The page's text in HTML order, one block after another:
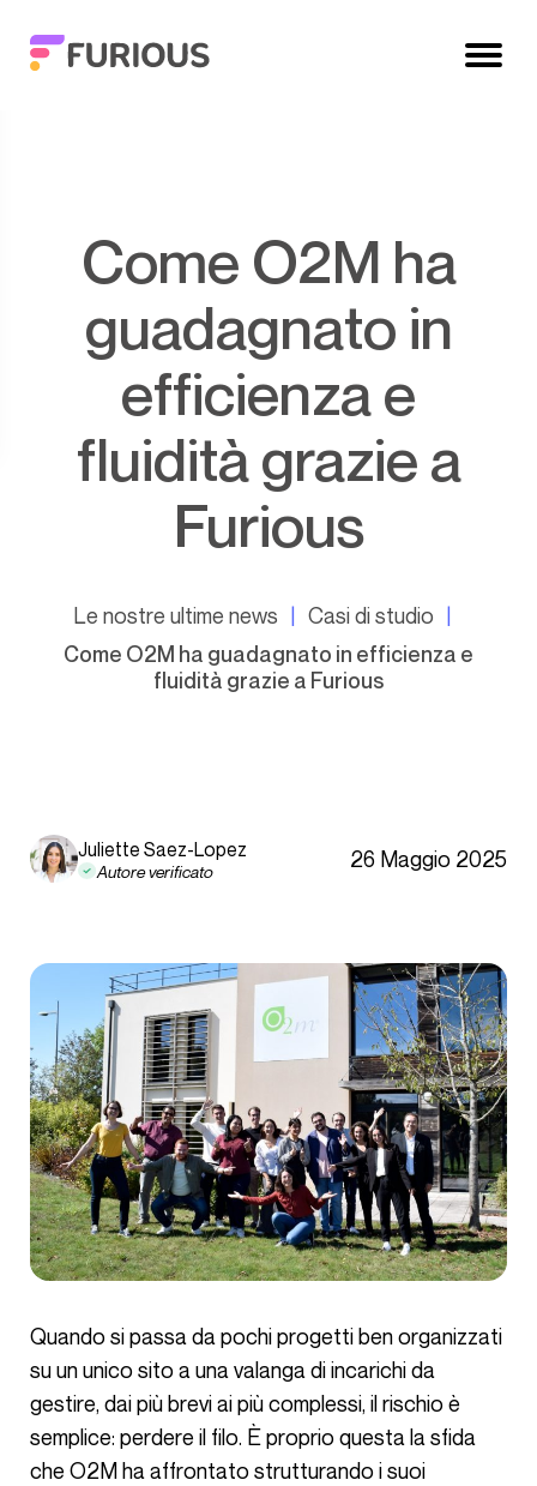
Come O2M ha
guadagnato in
efficienza e
fluidità grazie a
Furious
Le nostre ultime news
Casi di studio
Come O2M ha guadagnato in efficienza e
fluidità grazie a Furious
Juliette Saez-Lopez
Autore verificato 26 Maggio 2025
Quando si passa da pochi progetti ben organizzati
su un unico sito a una valanga di incarichi da
gestire, dai più brevi ai più complessi, il rischio è
semplice: perdere il filo. È proprio questa la sfida
che O2M ha affrontato strutturando i suoi